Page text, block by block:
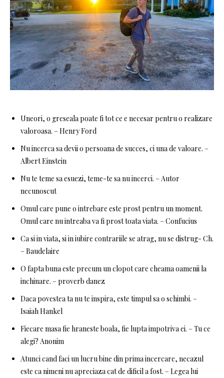
Uneori, o greseala poate fi tot ce e necesar pentru o realizare
valoroasa. – Henry Ford
Nu incerca sa devii o persoana de succes, ci una de valoare. –
Albert Einstein
Nu te teme sa esuezi, teme-te sa nu incerci. – Autor
necunoscut
Omul care pune o intrebare este prost pentru un moment.
Omul care nu intreaba va fi prost toata viata. – Confucius
Ca si in viata, si in iubire contrariile se atrag, nu se distrug- Ch.
– Baudelaire
O fapta buna este precum un clopot care cheama oamenii la
inchinare. – proverb danez
Daca povestea ta nu te inspira, este timpul sa o schimbi. –
Isaiah Hankel
Fiecare masa fie hraneste boala, fie lupta impotriva ei. – Tu ce
alegi? Anonim
Atunci cand faci un lucru bine din prima incercare, necazul
este ca nimeni nu apreciaza cat de dificil a fost. – Legea lui